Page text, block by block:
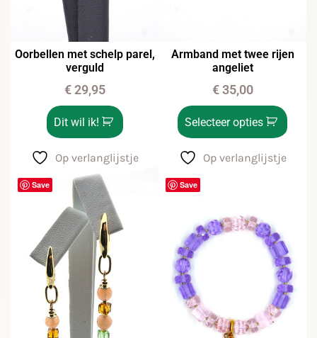
Oorbellen met schelp parel,
verguld
€29,95
Dit wil ik!
Op verlanglijstje
Armband met twee rijen
angeliet
€35,00
Selecteer opties
Op verlanglijstje
Save Save